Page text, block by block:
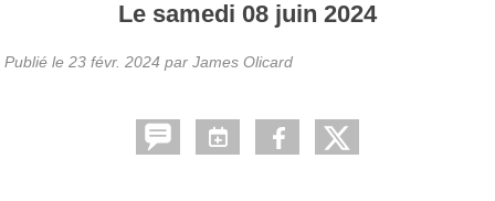
Le samedi 08 juin 2024
Publié le 23 févr. 2024 par James Olicard